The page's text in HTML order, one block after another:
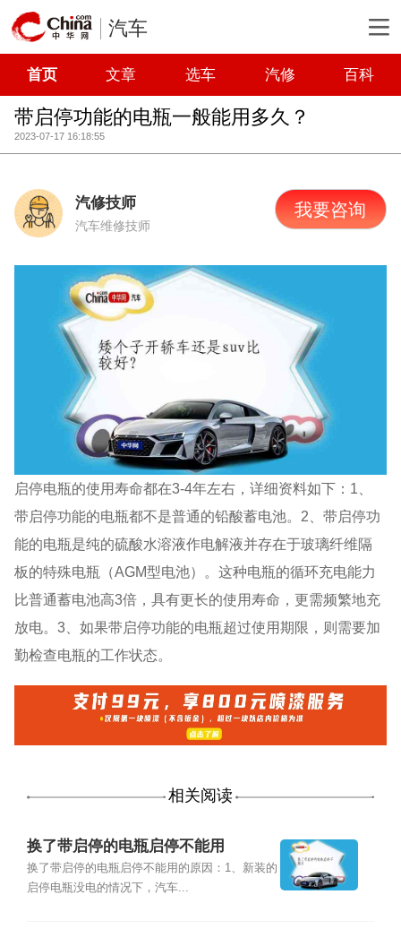
汽车
首页 文章 选车 汽修 百科
带启停功能的电瓶一般能用多久？
2023-07-17 16:18:55
汽修技师
汽车维修技师
我要咨询
启停电瓶的使用寿命都在3-4年左右，详细资料如下：1、
带启停功能的电瓶都不是普通的铅酸蓄电池。2、带启停功
能的电瓶是纯的硫酸水溶液作电解液并存在于玻璃纤维隔
板的特殊电瓶（AGM型电池）。这种电瓶的循环充电能力
比普通蓄电池高3倍，具有更长的使用寿命，更需频繁地充
放电。3、如果带启停功能的电瓶超过使用期限，则需要加
勤检查电瓶的工作状态。
相关阅读
换了带启停的电瓶启停不能用
换了带启停的电瓶启停不能用的原因：1、新装的
启停电瓶没电的情况下，汽车...